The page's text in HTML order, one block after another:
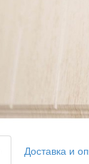
Доставка и